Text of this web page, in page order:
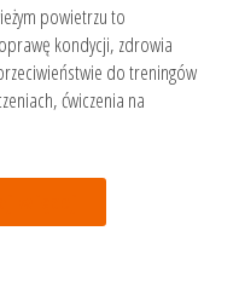
powietrzu to
kondycji, zdrowia
do treningów
ćwiczenia na